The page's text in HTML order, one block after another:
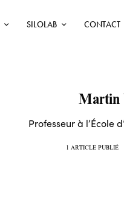
SILOLAB CONTACT
Martin
Professeur à l’École
1 ARTICLE PUBLIÉ